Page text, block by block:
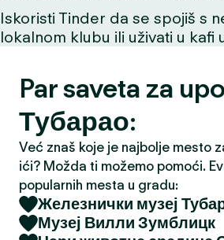
t
r
i
c
a
Iskoristi Tinder da se spojiš s
lokalnom klubu ili uživati u
Par saveta za
Тубарао:
Već znaš koje je najbolje mesto
ići? Možda ti možemo pomoći.
popularnih mesta u gradu:
Железнички музеј
Музеј Вилли Зумблицк